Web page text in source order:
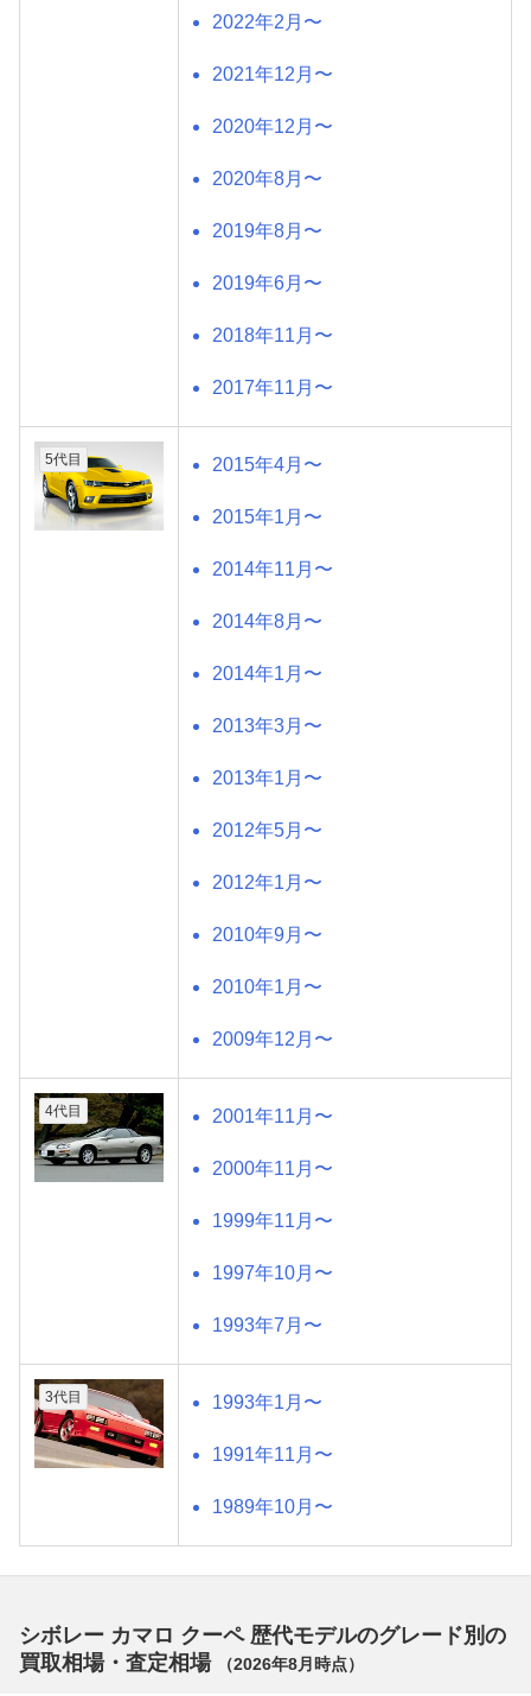
2022年2月〜
2021年12月〜
2020年12月〜
2020年8月〜
2019年8月〜
2019年6月〜
2018年11月〜
2017年11月〜
5代目 2015年4月〜
2015年1月〜
2014年11月〜
2014年8月〜
2014年1月〜
2013年3月〜
2013年1月〜
2012年5月〜
2012年1月〜
2010年9月〜
2010年1月〜
2009年12月〜
4代目 2001年11月〜
2000年11月〜
1999年11月〜
1997年10月〜
1993年7月〜
3代目 1993年1月〜
1991年11月〜
1989年10月〜
シボレー カマロ クーペ 歴代モデルのグレード別の
買取相場・査定相場
（2026年8月 時点）